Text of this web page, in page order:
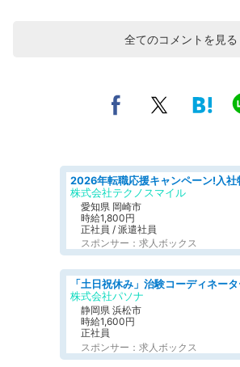
全てのコメントを見る
株式会社テクノスマイル
愛知県 岡崎市
時給1,800円
正社員 / 派遣社員
スポンサー：求人ボックス
株式会社パソナ
静岡県 浜松市
時給1,600円
正社員
スポンサー：求人ボックス